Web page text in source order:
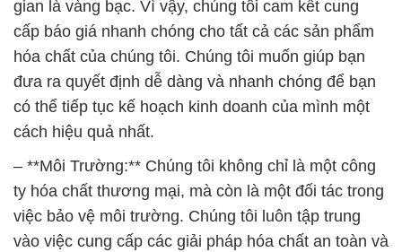
gian là vàng bạc. Vì vậy, chúng tôi cam kết cung
cấp báo giá nhanh chóng cho tất cả các sản phẩm
hóa chất của chúng tôi. Chúng tôi muốn giúp bạn
đưa ra quyết định dễ dàng và nhanh chóng để bạn
có thể tiếp tục kế hoạch kinh doanh của mình một
cách hiệu quả nhất.
– **Môi Trường:** Chúng tôi không chỉ là một công
ty hóa chất thương mại, mà còn là một đối tác trong
việc bảo vệ môi trường. Chúng tôi luôn tập trung
vào việc cung cấp các giải pháp hóa chất an toàn và